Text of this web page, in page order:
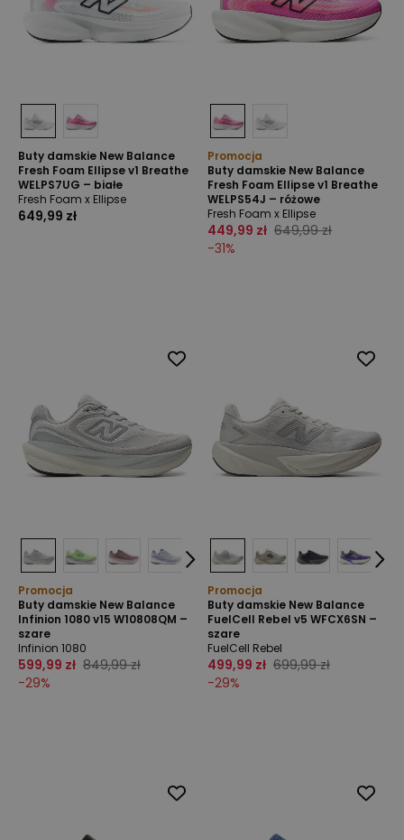
Buty damskie New Balance
Fresh Foam Ellipse v1 Breathe
WELPS7UG – białe
Fresh Foam x Ellipse
649,99 zł
Promocja
Buty damskie New Balance
Fresh Foam Ellipse v1 Breathe
WELPS54J – różowe
Fresh Foam x Ellipse
449,99 zł 649,99 zł
-31%
Promocja
Buty damskie New Balance
Infinion 1080 v15 W10808QM –
szare
Infinion 1080
599,99 zł 849,99 zł
-29%
Promocja
Buty damskie New Balance
FuelCell Rebel v5 WFCX6SN –
szare
FuelCell Rebel
499,99 zł 699,99 zł
-29%